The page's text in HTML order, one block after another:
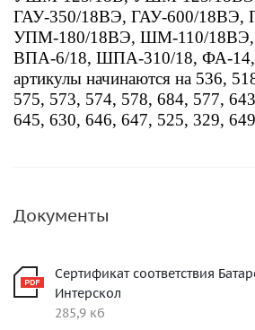
ГАУ-350/18ВЭ, ГАУ-600/
УПМ-180/18ВЭ, ШМ-110/
ВПА-6/18, ШПА-310/18, ФА-
артикулы начинаются на 536,
575, 573, 574, 578, 684, 577,
645, 630, 646, 647, 525, 329,
Документы
Сертификат соответствия
Интерскол
285,9 кб